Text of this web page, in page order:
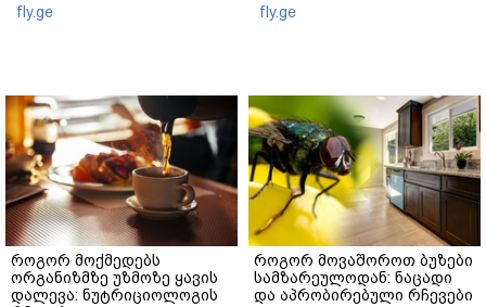
fly.ge
fly.ge
როგორ მოქმედებს
ორგანიზმზე უზმოზე ყავის
დალევა: ნუტრიციოლოგის
როგორ მოვაშოროთ ბუზები
სამზარეულოდან: ნაცადი
და აპრობირებული რჩევები